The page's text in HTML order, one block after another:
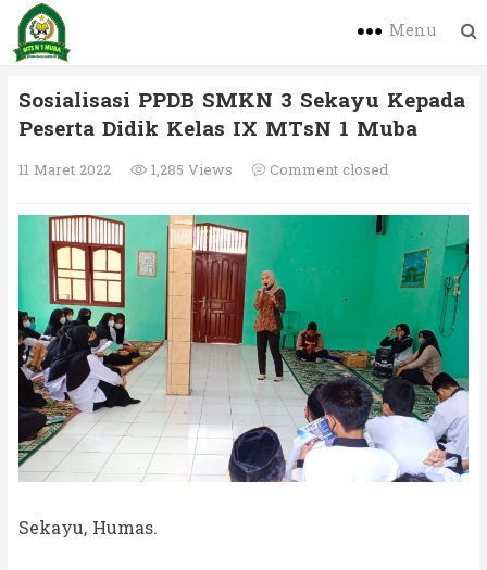
Menu
Sosialisasi PPDB SMKN 3 Sekayu Kepada
Peserta Didik Kelas IX MTsN 1 Muba
11 Maret 2022 1,285 Views Comment closed
Sekayu, Humas.